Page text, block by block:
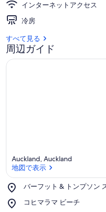
インターネットアクセス
冷房
すべて見る
周辺ガイド
Auckland, Auckland
地図で表示
バーフット & トンプソン
Place,
ー
コヒマラマ ビーチ
Place,